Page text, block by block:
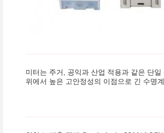
미터는 주거, 공익과 산업 적용과 같은 단
위에서 높은 고안정성의 이점으로 긴 수명계